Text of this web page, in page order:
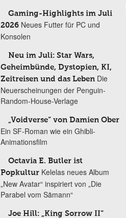
Gaming-Highlights im Juli
2026 Neues Futter für PC und
Konsolen
Neu im Juli: Star Wars,
Geheimbünde, Dystopien, KI,
Zeitreisen und das Leben Die
Neuerscheinungen der Penguin-
Random-House-Verlage
„Voidverse“ von Damien Ober
Ein SF-Roman wie ein Ghibli-
Animationsfilm
Octavia E. Butler ist
Popkultur Kelelas neues Album
„New Avatar“ inspiriert von „Die
Parabel vom Sämann“
Joe Hill: „King Sorrow II“